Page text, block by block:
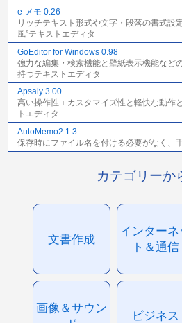
e-メモ 0.26
リッチテキスト形式や文字・段落の書式設
風”テキストエディタ
GoEditor for Windows 0.98
強力な編集・検索機能と壁紙表示機能など
持つテキストエディタ
Apsaly 3.00
高い操作性＋カスタマイズ性と軽快な動作
トエディタ
AutoMemo2 1.3
保存時にファイル名を付ける必要がなく、
カテゴリーか
文書作成
インターネ
ト＆通信
画像＆サウン
ビジネス